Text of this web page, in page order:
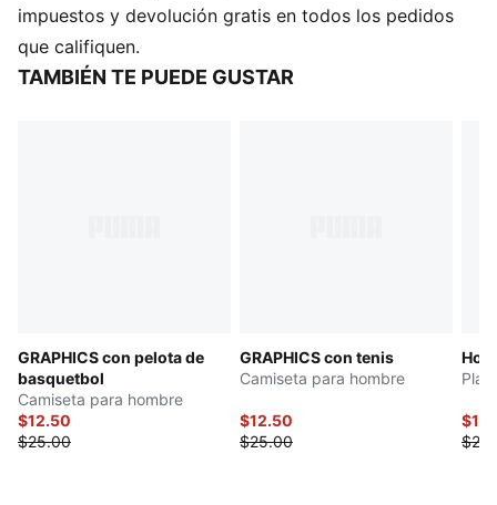
Corte: regular
Material principal: Jersey de punto sencillo
Cuello: Redondo
impuestos y devolución gratis en todos los pedidos
que califiquen.
TAMBIÉN TE PUEDE GUSTAR
GRAPHICS con pelota de
basquetbol
Camiseta para hombre
$12.50
$25.00
GRAPHICS con tenis
Camiseta para hombre
$12.50
$25.00